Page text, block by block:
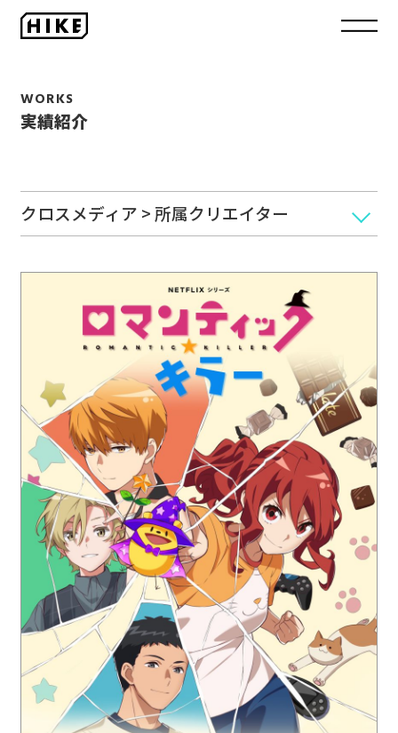
WORKS
実績紹介
クロスメディア > 所属クリエイター